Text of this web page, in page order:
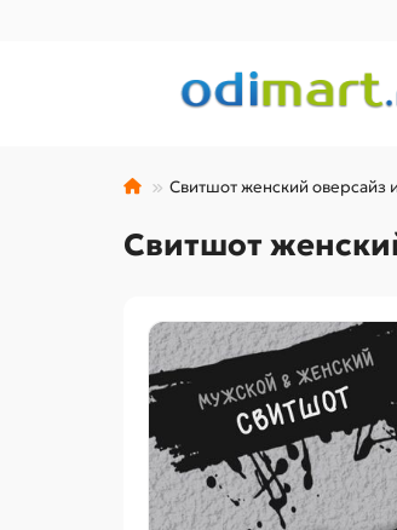
Свитшот женский оверсайз
Свитшот